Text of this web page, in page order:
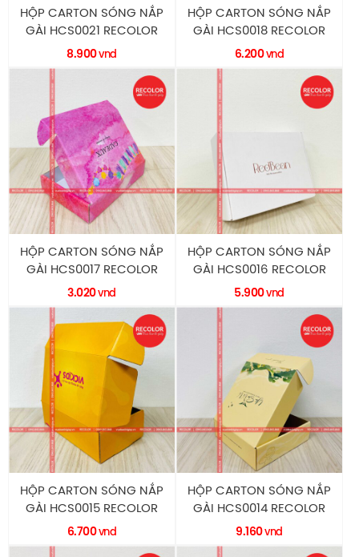
HỘP CARTON SÓNG NẮP
GÀI HCS0021 RECOLOR
8.900vnd
HỘP CARTON SÓNG NẮP
GÀI HCS0018 RECOLOR
6.200vnd
HỘP CARTON SÓNG NẮP
GÀI HCS0017 RECOLOR
3.020vnd
HỘP CARTON SÓNG NẮP
GÀI HCS0016 RECOLOR
5.900vnd
HỘP CARTON SÓNG NẮP
GÀI HCS0015 RECOLOR
6.700vnd
HỘP CARTON SÓNG NẮP
GÀI HCS0014 RECOLOR
9.160vnd